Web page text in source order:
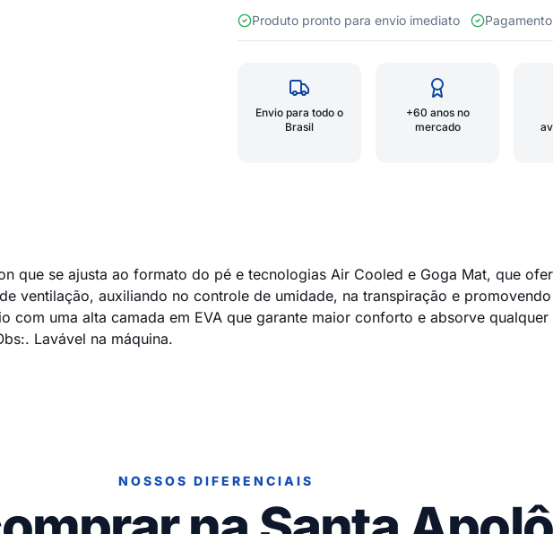
Produto pronto para envio imediato
Envio para todo o
Brasil
+60 anos no
mercado
que se ajusta ao formato do pé e tecnologias Air Cooled e Goga Mat, que
ventilação, auxiliando no controle de umidade, na transpiração e
com uma alta camada em EVA que garante maior conforto e absorve
Lavável na máquina.
NOSSOS DIFERENCIAIS